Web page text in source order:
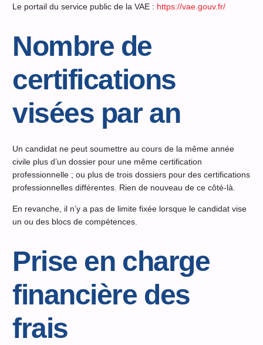
Le portail du service public de la VAE : https://vae.gouv.fr/
Nombre de
certifications
visées par an
Un candidat ne peut soumettre au cours de la même année
civile plus d’un dossier pour une même certification
professionnelle ; ou plus de trois dossiers pour des certifications
professionnelles différentes. Rien de nouveau de ce côté-là.
En revanche, il n’y a pas de limite fixée lorsque le candidat vise
un ou des blocs de compétences.
Prise en charge
financière des
frais